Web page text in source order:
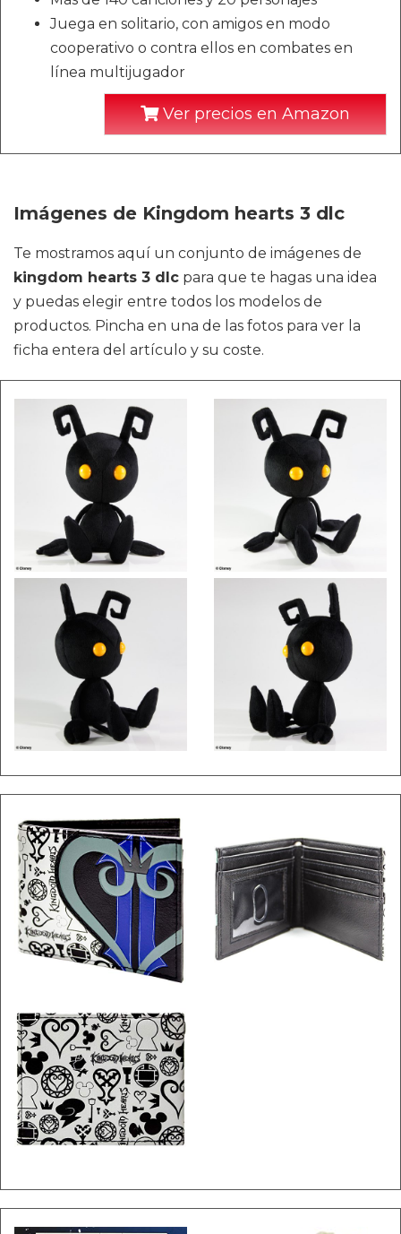
Juega en solitario, con amigos en modo
cooperativo o contra ellos en combates en
línea multijugador
Ver precios en Amazon
Imágenes de Kingdom hearts 3 dlc
Te mostramos aquí un conjunto de imágenes de
kingdom hearts 3 dlc para que te hagas una idea
y puedas elegir entre todos los modelos de
productos. Pincha en una de las fotos para ver la
ficha entera del artículo y su coste.